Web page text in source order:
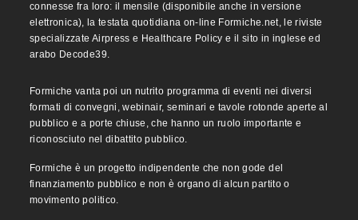
connesse fra loro: il mensile (disponibile anche in versione
elettronica), la testata quotidiana on-line Formiche.net, le riviste
specializzate Airpress e Healthcare Policy e il sito in inglese ed
arabo Decode39.
Formiche vanta poi un nutrito programma di eventi nei diversi
formati di convegni, webinair, seminari e tavole rotonde aperte al
pubblico e a porte chiuse, che hanno un ruolo importante e
riconosciuto nel dibattito pubblico.
Formiche è un progetto indipendente che non gode del
finanziamento pubblico e non è organo di alcun partito o
movimento politico.